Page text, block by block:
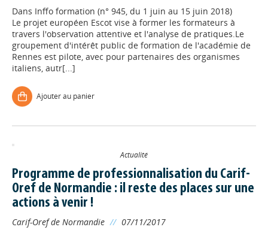
Dans Inffo formation (n° 945, du 1 juin au 15 juin 2018)
Le projet européen Escot vise à former les formateurs à
travers l'observation attentive et l'analyse de pratiques.Le
groupement d'intérêt public de formation de l'académie de
Rennes est pilote, avec pour partenaires des organismes
italiens, autr[...]
Ajouter au panier
Actualité
Programme de professionnalisation du Carif-
Oref de Normandie : il reste des places sur une
actions à venir !
Carif-Oref de Normandie // 07/11/2017